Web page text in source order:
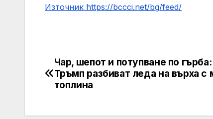
Източник https://bccci.net/bg/feed/
Post
navigation
Чар, шепот и потупване по
Тръмп разбиват леда на върха с
топлина